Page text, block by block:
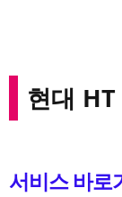
현대
서비스 바로